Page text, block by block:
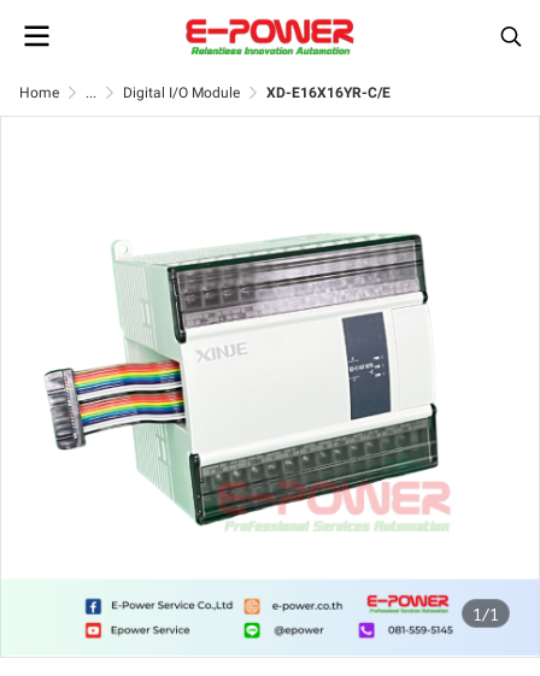
Home ... Digital I/O Module XD-E16X16YR-C/E
1/1